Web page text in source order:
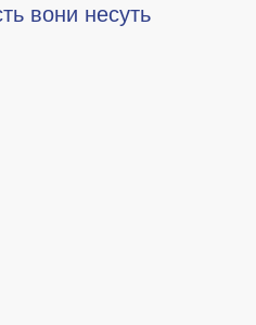
вони несуть